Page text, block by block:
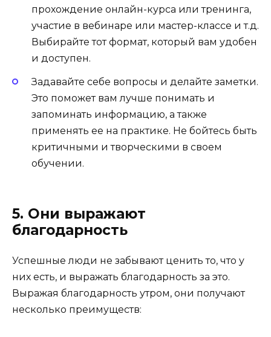
прохождение онлайн-курса или тренинга,
участие в вебинаре или мастер-классе и т.д.
Выбирайте тот формат, который вам удобен
и доступен.
Задавайте себе вопросы и делайте заметки.
Это поможет вам лучше понимать и
запоминать информацию, а также
применять ее на практике. Не бойтесь быть
критичными и творческими в своем
обучении.
5. Они выражают
благодарность
Успешные люди не забывают ценить то, что у
них есть, и выражать благодарность за это.
Выражая благодарность утром, они получают
несколько преимуществ: